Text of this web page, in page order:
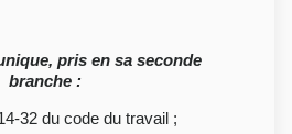
pris en sa seconde
branche :
32 du code du travail ;